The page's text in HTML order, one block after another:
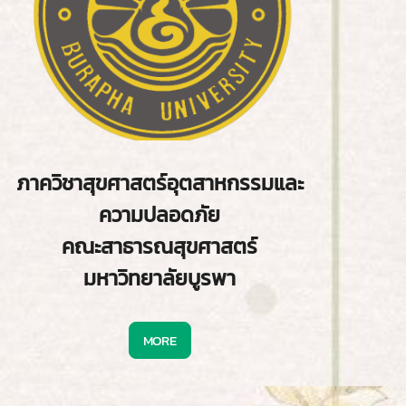
ภาควิชาสุขศาสตร์อุตสาหกรรมและ
ความปลอดภัย
คณะสาธารณสุขศาสตร์
มหาวิทยาลัยบูรพา
MORE